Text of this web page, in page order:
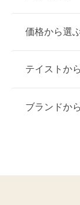
赤
価格から選
ご
10万円台
20万円～
テイストか
クラシッ
クール
ブランドか
イエベ秋